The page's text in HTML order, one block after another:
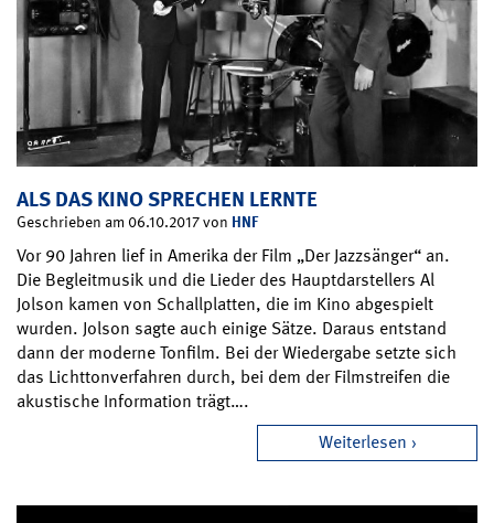
ALS DAS KINO SPRECHEN LERNTE
Geschrieben am 06.10.2017 von HNF
Vor 90 Jahren lief in Amerika der Film „Der Jazzsänger“ an.
Die Begleitmusik und die Lieder des Hauptdarstellers Al
Jolson kamen von Schallplatten, die im Kino abgespielt
wurden. Jolson sagte auch einige Sätze. Daraus entstand
dann der moderne Tonfilm. Bei der Wiedergabe setzte sich
das Lichttonverfahren durch, bei dem der Filmstreifen die
akustische Information trägt….
Weiterlesen